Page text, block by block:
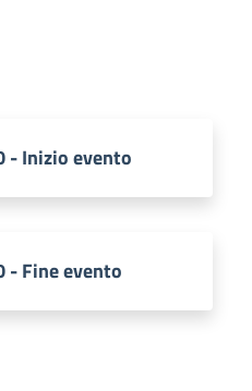
- Inizio evento
- Fine evento